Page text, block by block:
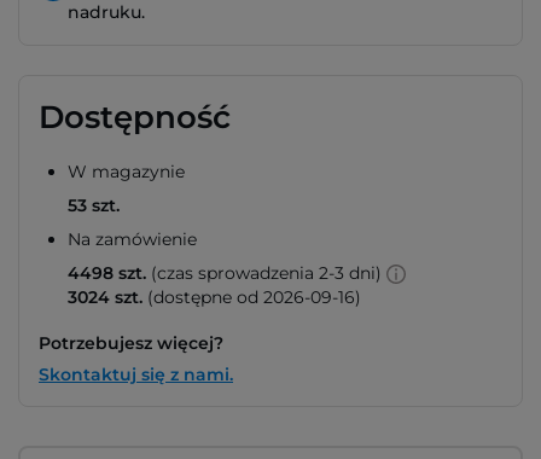
nadruku.
Dostępność
W magazynie
53 szt.
Na zamówienie
4498 szt. (czas sprowadzenia 2-3 dni)
3024 szt. (dostępne od 2026-09-16)
Potrzebujesz więcej?
Skontaktuj się z nami.